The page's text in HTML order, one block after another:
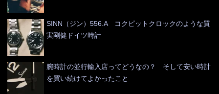
SINN（ジン）556.A コクピットクロックのような質
実剛健ドイツ時計
腕時計の並行輸入店ってどうなの？ そして安い時計
を買い続けてよかったこと